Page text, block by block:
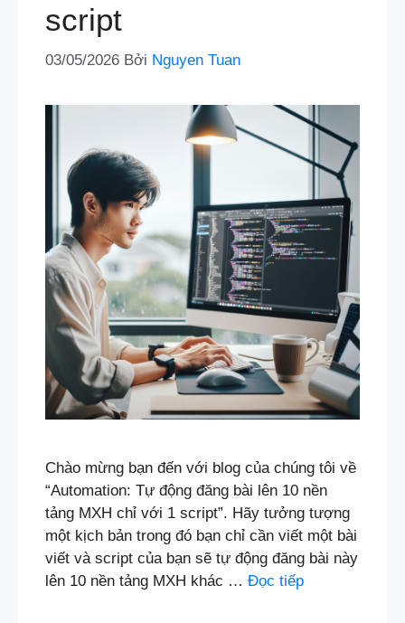
script
03/05/2026 Bởi Nguyen Tuan
Chào mừng bạn đến với blog của chúng tôi về
“Automation: Tự động đăng bài lên 10 nền
tảng MXH chỉ với 1 script”. Hãy tưởng tượng
một kịch bản trong đó bạn chỉ cần viết một bài
viết và script của bạn sẽ tự động đăng bài này
lên 10 nền tảng MXH khác … Đọc tiếp